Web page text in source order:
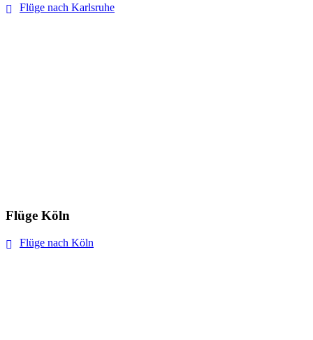
Flüge nach Karlsruhe
Flüge Köln
Flüge nach Köln